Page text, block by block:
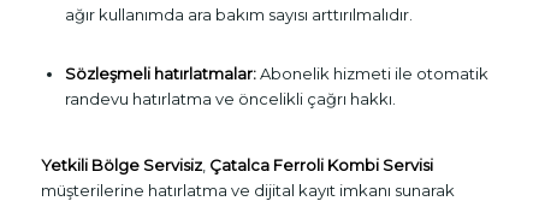
ağır kullanımda ara bakım sayısı arttırılmalıdır.
Sözleşmeli hatırlatmalar:Abonelik hizmeti ile otomatik
randevu hatırlatma ve öncelikli çağrı hakkı.
Yetkili Bölge Servisiz, Çatalca Ferroli Kombi Servisi
müşterilerine hatırlatma ve dijital kayıt imkanı sunarak